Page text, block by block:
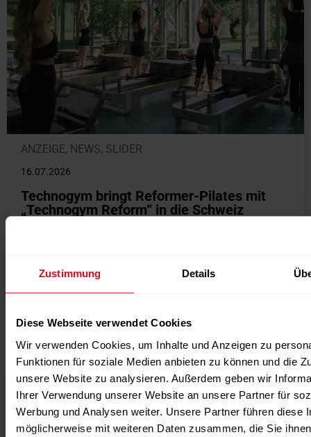
Zustimmung Details
Diese Webseite verwendet Cookies
Wir verwenden Cookies, um Inhalte und Anzeigen zu
Funktionen für soziale Medien anbieten zu können und die
unsere Website zu analysieren. Außerdem geben wir
Ihrer Verwendung unserer Website an unsere Partner für
Werbung und Analysen weiter. Unsere Partner führen diese
möglicherweise mit weiteren Daten zusammen, die Sie
ANZEIGE, NEWS, SLIDER
16.07.2026
Technogym bringt Reformer-Pilates mit
„Technogym Reform“ in die Schweiz
Weitere News / Verwandte
Nachrichten